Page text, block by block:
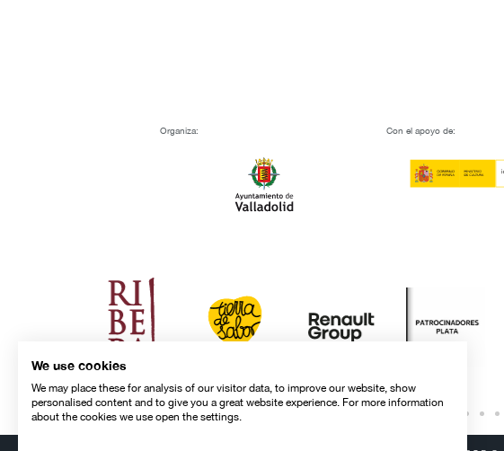
Organiza: Con el apoyo de:
We use cookies
We may place these for analysis of our visitor data, to improve our website, show
personalised content and to give you a great website experience. For more information
about the cookies we use open the settings.